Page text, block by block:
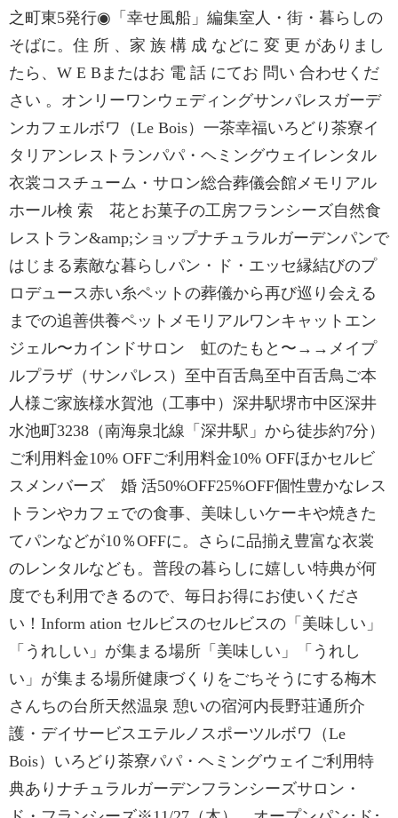
之町東5発行◉「幸せ風船」編集室人・街・暮らしの
そばに。住 所 、家 族 構 成 などに 変 更 がありまし
たら、W E Bまたはお 電 話 にてお 問い 合わせくだ
さい 。オンリーワンウェディングサンパレスガーデ
ンカフェルボワ（Le Bois）一茶幸福いろどり茶寮イ
タリアンレストランパパ・ヘミングウェイレンタル
衣裳コスチューム・サロン総合葬儀会館メモリアル
ホール検 索 花とお菓子の工房フランシーズ自然食
レストラン&amp;ショップナチュラルガーデンパンで
はじまる素敵な暮らしパン・ド・エッセ縁結びのプ
ロデュース赤い糸ペットの葬儀から再び巡り会える
までの追善供養ペットメモリアルワンキャットエン
ジェル〜カインドサロン 虹のたもと〜→→メイプ
ルプラザ（サンパレス）至中百舌鳥至中百舌鳥ご本
人様ご家族様水賀池（工事中）深井駅堺市中区深井
水池町3238（南海泉北線「深井駅」から徒歩約7分）
ご利用料金10% OFFご利用料金10% OFFほかセルビ
スメンバーズ 婚 活50%OFF25%OFF個性豊かなレス
トランやカフェでの食事、美味しいケーキや焼きた
てパンなどが10％OFFに。さらに品揃え豊富な衣裳
のレンタルなども。普段の暮らしに嬉しい特典が何
度でも利用できるので、毎日お得にお使いくださ
い！Inform ation セルビスのセルビスの「美味しい」
「うれしい」が集まる場所「美味しい」「うれし
い」が集まる場所健康づくりをごちそうにする梅木
さんちの台所天然温泉 憩いの宿河内長野荘通所介
護・デイサービスエテルノスポーツルボワ（Le
Bois）いろどり茶寮パパ・ヘミングウェイご利用特
典ありナチュラルガーデンフランシーズサロン・